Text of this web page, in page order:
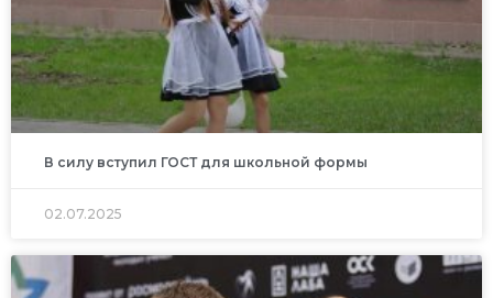
В силу вступил ГОСТ для школьной формы
02.07.2025